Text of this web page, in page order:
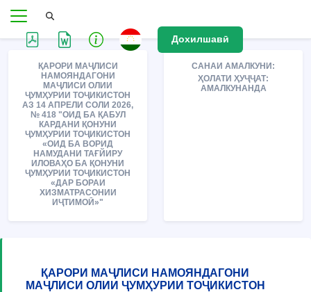
Дохилшавӣ
ҚАРОРИ МАҶЛИСИ
НАМОЯНДАГОНИ
МАҶЛИСИ ОЛИИ
ҶУМҲУРИИ ТОҶИКИСТОН
АЗ 14 АПРЕЛИ СОЛИ 2026,
№ 418 "ОИД БА ҚАБУЛ
КАРДАНИ ҚОНУНИ
ҶУМҲУРИИ ТОҶИКИСТОН
«ОИД БА ВОРИД
НАМУДАНИ ТАҒЙИРУ
ИЛОВАҲО БА ҚОНУНИ
ҶУМҲУРИИ ТОҶИКИСТОН
«ДАР БОРАИ
ХИЗМАТРАСОНИИ
ИҶТИМОӢ»"
САНАИ АМАЛКУНИ:
ҲОЛАТИ ҲУҶҶАТ:
АМАЛКУНАНДА
ҚАРОРИ МАҶЛИСИ НАМОЯНДАГОНИ
МАҶЛИСИ ОЛИИ ҶУМҲУРИИ ТОҶИКИСТОН